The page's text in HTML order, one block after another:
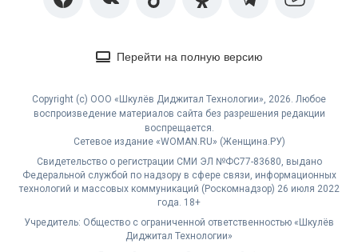
Перейти на полную версию
Copyright (с) ООО «Шкулёв Диджитал Технологии», 2026. Любое
воспроизведение материалов сайта без разрешения редакции
воспрещается.
Сетевое издание «WOMAN.RU» (Женщина.РУ)
Свидетельство о регистрации СМИ ЭЛ №ФС77-83680, выдано
Федеральной службой по надзору в сфере связи, информационных
технологий и массовых коммуникаций (Роскомнадзор) 26 июля 2022
года. 18+
Учредитель: Общество с ограниченной ответственностью «Шкулёв
Диджитал Технологии»